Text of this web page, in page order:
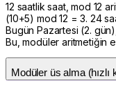
12 saatlik saat, mod 12
(10+5) mod 12 = 3. 24
Bugün Pazartesi (2.
Bu, modüler aritmetiğin
Modüler üs alma (hızlı